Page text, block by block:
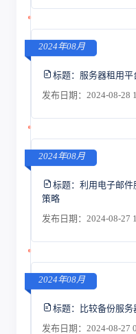
2024年08月
标题： 服务器租用平
发布日期：2024-08-28
2024年08月
标题： 利用电子邮件
策略
发布日期：2024-08-27
2024年08月
标题：
比较备份服
发布日期：2024-08-27